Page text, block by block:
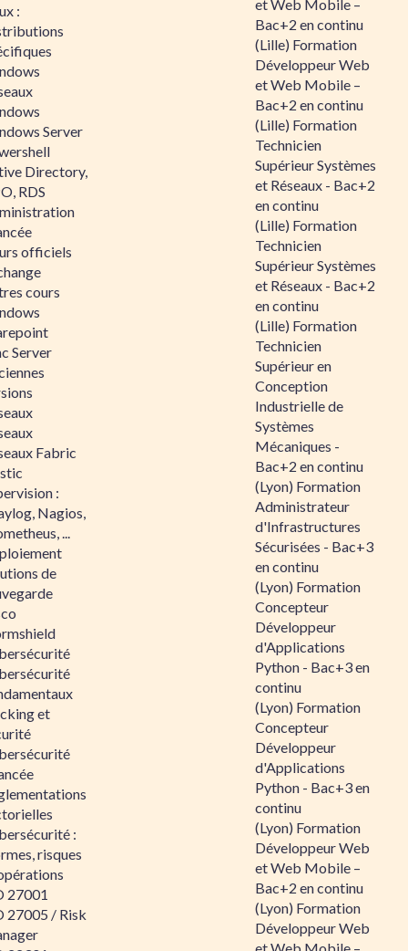
:
Server
Directory,
RDS
officiels
cours
Server
Fabric
:
Nagios,
...
de
et
:
risques
27001
27005 / Risk
et Web Mobile –
Bac+2 en continu
(Lille) Formation
Développeur Web
et Web Mobile –
Bac+2 en continu
(Lille) Formation
Technicien
Supérieur Systèmes
et Réseaux - Bac+2
en continu
(Lille) Formation
Technicien
Supérieur Systèmes
et Réseaux - Bac+2
en continu
(Lille) Formation
Technicien
Supérieur en
Conception
Industrielle de
Systèmes
Mécaniques -
Bac+2 en continu
(Lyon) Formation
Administrateur
d'Infrastructures
Sécurisées - Bac+3
en continu
(Lyon) Formation
Concepteur
Développeur
d'Applications
Python - Bac+3 en
continu
(Lyon) Formation
Concepteur
Développeur
d'Applications
Python - Bac+3 en
continu
(Lyon) Formation
Développeur Web
et Web Mobile –
Bac+2 en continu
(Lyon) Formation
Développeur Web